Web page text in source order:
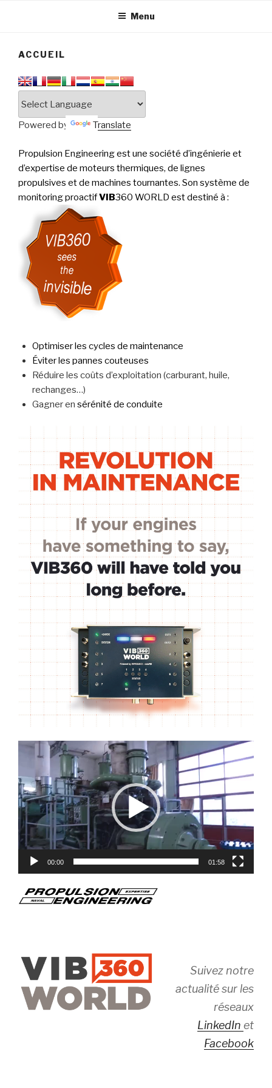
PERFORMANCE
Menu
ACCUEIL
Powered by Translate
Propulsion Engineering est une société d’ingénierie et
d’expertise de moteurs thermiques, de lignes
propulsives et de machines tournantes. Son système de
monitoring proactifVIB360 WORLD est destiné à :
Optimiser les cycles de maintenance
Éviter les pannes couteuses
Réduire les coûts d’exploitation (carburant, huile,
rechanges…)
Gagner en sérénité de conduite
Lecteur
00:00 01:58
Suivez notre
actualité sur les
réseaux
LinkedIn et
Facebook